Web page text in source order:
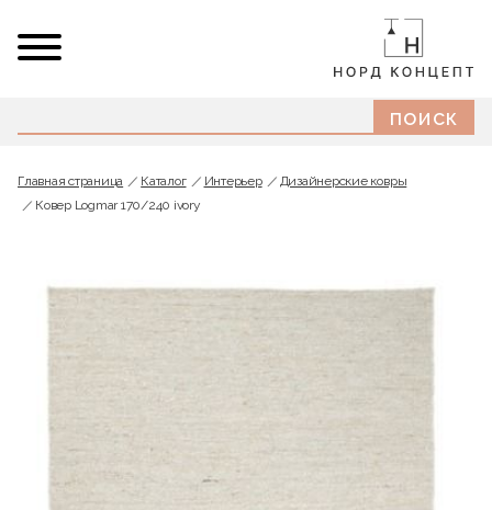
Главная страница Каталог Интерьер
Дизайнерские ковры
Ковер Logmar 170/240 ivory